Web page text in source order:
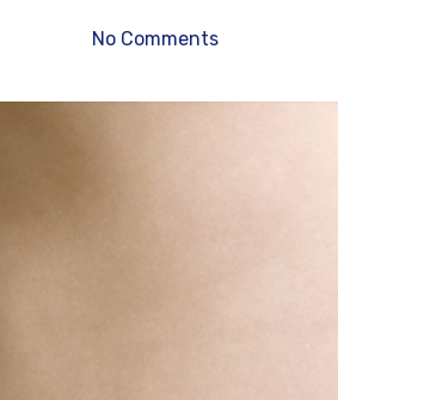
No Comments